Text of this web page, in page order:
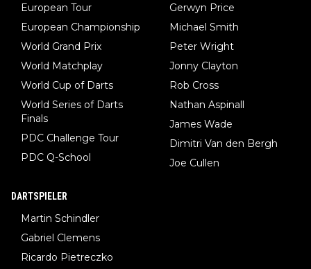
European Tour
European Championship
World Grand Prix
World Matchplay
World Cup of Darts
World Series of Darts
Finals
PDC Challenge Tour
PDC Q-School
Gerwyn Price
Michael Smith
Peter Wright
Jonny Clayton
Rob Cross
Nathan Aspinall
James Wade
Dimitri Van den Bergh
Joe Cullen
DARTSPIELER
Martin Schindler
Gabriel Clemens
Ricardo Pietreczko